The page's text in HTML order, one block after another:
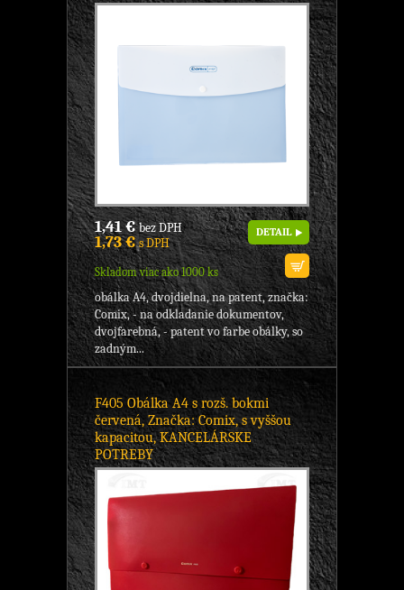
1,41 €bez DPH
1,73 €s DPH
Skladom viac ako 1000 ks
DETAIL
obálka A4, dvojdielna, na patent, značka:
Comix, - na odkladanie dokumentov,
dvojfarebná, - patent vo farbe obálky, so
zadným...
F405 Obálka A4 s rozš. bokmi
červená, Značka: Comix, s vyššou
kapacitou, KANCELÁRSKE
POTREBY